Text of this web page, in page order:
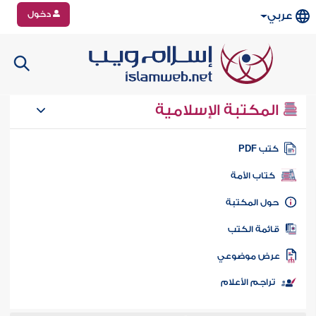
عربي دخول
المكتبة الإسلامية
كتب PDF
كتاب الأمة
المكتبة
الكتب
موضوعي